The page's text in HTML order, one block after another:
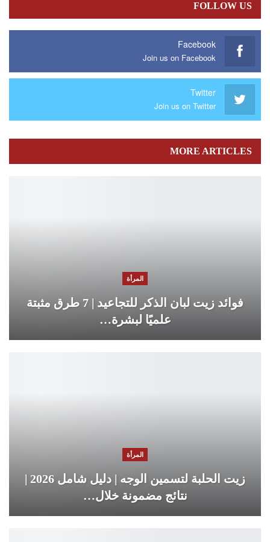
FOLLOW US
Facebook
Join us on Facebook
Twitter
Join us on Twitter
MORE ARTICLES
المرأة
فوائد زيت لبان الذكر للتجاعيد | 7 طرق مثبتة
علميًا لبشرة…
المرأة
زيت الحلبة لتسمين الوجه | دليل شامل 2026 |
نتائج مضمونة خلال…